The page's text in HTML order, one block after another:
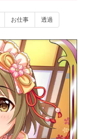
お仕事 透過